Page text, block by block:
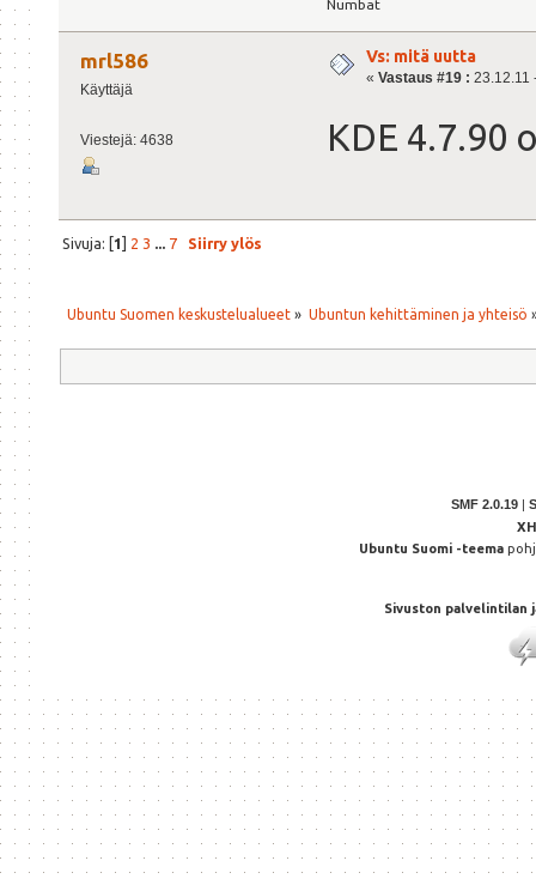
Numbat
mrl586
Käyttäjä
Viestejä: 4638
Vs: mitä uutta
« Vastaus #19 : 23.12.11
KDE 4.7.90
Sivuja: [1] 2 3 ... 7 Siirry ylös
Ubuntu Suomen keskustelualueet » Ubuntun kehittäminen ja yhteisö
SMF 2.0.19 |
Ubuntu Suomi -teema
Sivuston palvelintilan